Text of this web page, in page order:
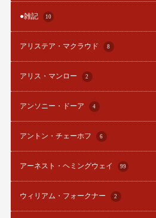
●雑記 10
アリステア・マクラウド 8
アリス・マンロー 2
アンソニー・ドーア 4
アントン・チェーホフ 6
アーネスト・ヘミングウェイ 99
ウィリアム・フォークナー 2